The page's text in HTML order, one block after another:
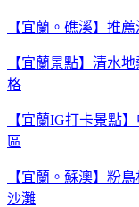
【宜蘭。礁溪】推
【宜蘭景點】清水
格
【宜蘭IG打卡景點
區
【宜蘭。蘇澳】粉
沙灘